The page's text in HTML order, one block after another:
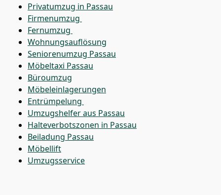
Privatumzug in Passau
Firmenumzug
Fernumzug
Wohnungsauflösung
Seniorenumzug Passau
Möbeltaxi Passau
Büroumzug
Möbeleinlagerungen
Entrümpelung
Umzugshelfer aus Passau
Halteverbotszonen in Passau
Beiladung Passau
Möbellift
Umzugsservice